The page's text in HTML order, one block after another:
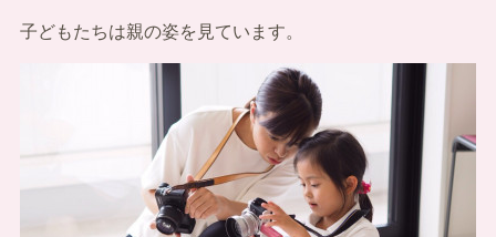
子どもたちは親の姿を見ています。